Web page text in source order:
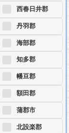
西春日井郡
丹羽郡
海部郡
知多郡
幡豆郡
額田郡
蒲郡市
北設楽郡